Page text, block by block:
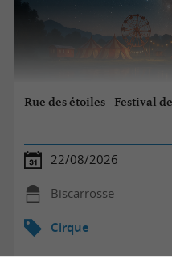
Rue des étoiles - Festival
22/08/2026
Biscarrosse
Cirque